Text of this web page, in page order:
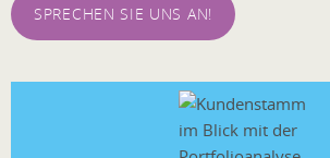
SPRECHEN SIE UNS AN!